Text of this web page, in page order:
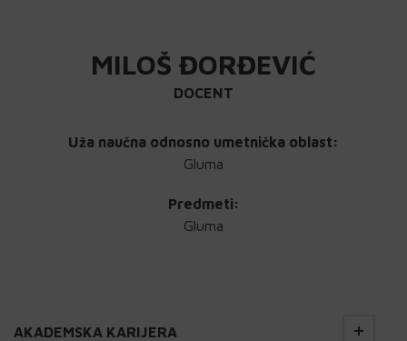
MILOŠ ĐORĐEVIĆ
DOCENT
Uža naučna odnosno umetnička oblast:
Gluma
Predmeti:
Gluma
AKADEMSKA KARIJERA